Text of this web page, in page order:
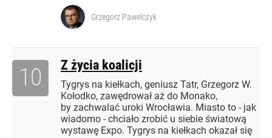
Grzegorz Pawelczyk
Z życia koalicji
Tygrys na kiełkach, geniusz Tatr, Grzegorz W.
Kołodko, zawędrował aż do Monako,
by zachwalać uroki Wrocławia. Miasto to - jak
wiadomo - chciało zrobić u siebie światową
wystawę Expo. Tygrys na kiełkach okazał się
10